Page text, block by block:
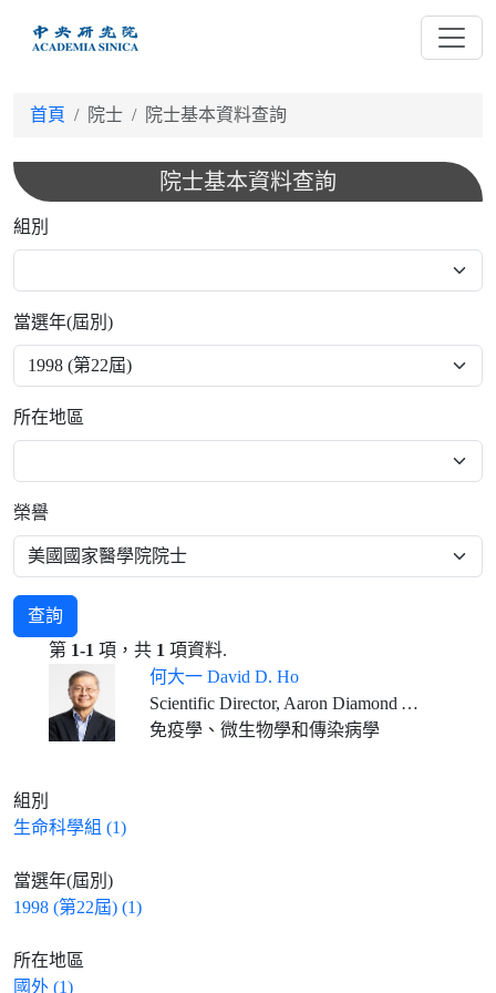
首頁 院士 院士基本資料查詢
院士基本資料查詢
組別
當選年(屆別)
所在地區
榮譽
查詢
第 1-1 項，共 1 項資料.
何大一 David D. Ho
Scientific Director, Aaron Diamond AIDS Research Center Clyde and Helen Wu Professor of Medicine, Columbia University Vagelos College of Physicians and Surgeons
免疫學、微生物學和傳染病學
組別
生命科學組 (1)
當選年(屆別)
1998 (第22屆) (1)
所在地區
國外 (1)